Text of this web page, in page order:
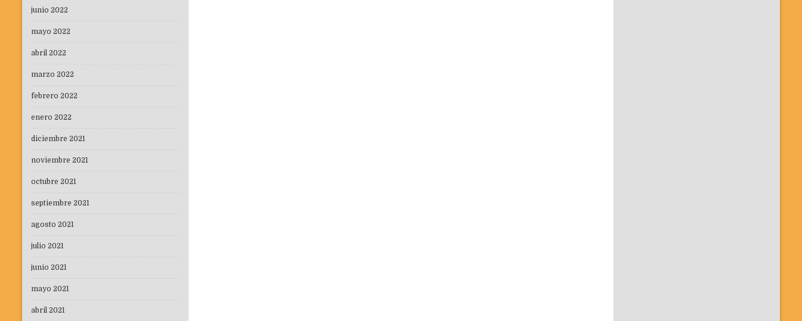
junio 2022
mayo 2022
abril 2022
marzo 2022
febrero 2022
enero 2022
diciembre 2021
noviembre 2021
octubre 2021
septiembre 2021
agosto 2021
julio 2021
junio 2021
mayo 2021
abril 2021